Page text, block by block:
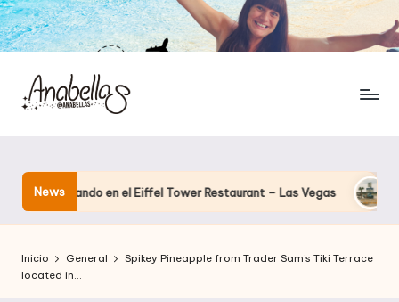
News
cenando en el Eiffel Tower Restaurant – Las Vegas El hotel
Inicio General
Spikey Pineapple from Trader Sam’s Tiki Terrace
located in…